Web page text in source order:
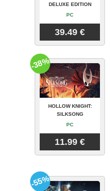
DELUXE EDITION
PC
39.49 €
HOLLOW KNIGHT:
SILKSONG
PC
11.99 €
-38%
-55%